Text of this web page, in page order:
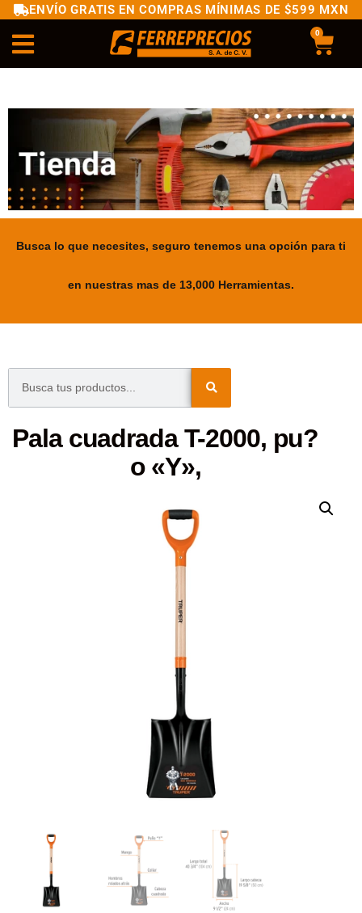
ENVÍO GRATIS EN COMPRAS MÍNIMAS DE $599 MXN
0
Busca lo que necesites, seguro tenemos una opción para ti
en nuestras mas de 13,000 Herramientas.
Pala cuadrada T-2000, pu?
o «Y»,